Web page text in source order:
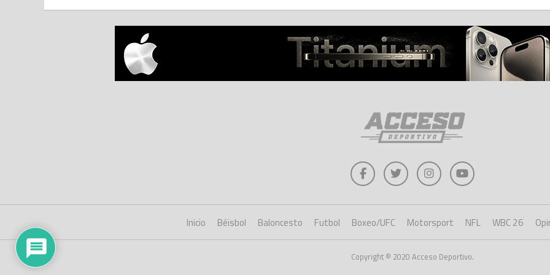
Inicio Béisbol Baloncesto Futbol Boxeo/UFC Motorsport NFL WBC 26
Copyright © 2020 Acceso Deportivo.